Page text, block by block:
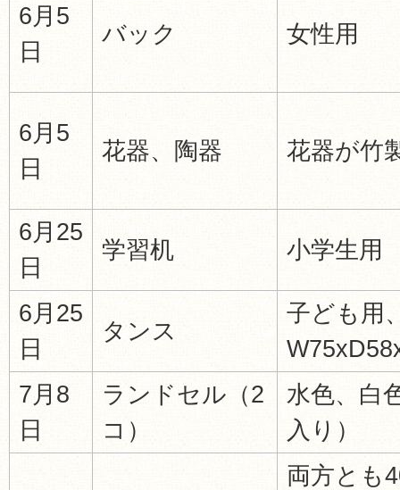
6月5
日
バック 女性用
6月5
日
花器、陶器 花器が竹
6月25
日
学習机 小学生用
6月25
日
タンス
子ども用
7月8
日
ランドセル（2
コ）
水色、白
入り）
両方とも